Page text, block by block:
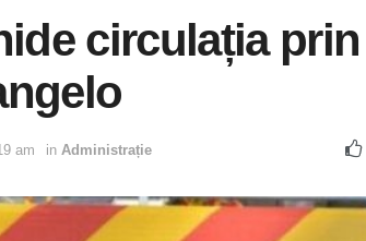
circulația prin
am in Administrație